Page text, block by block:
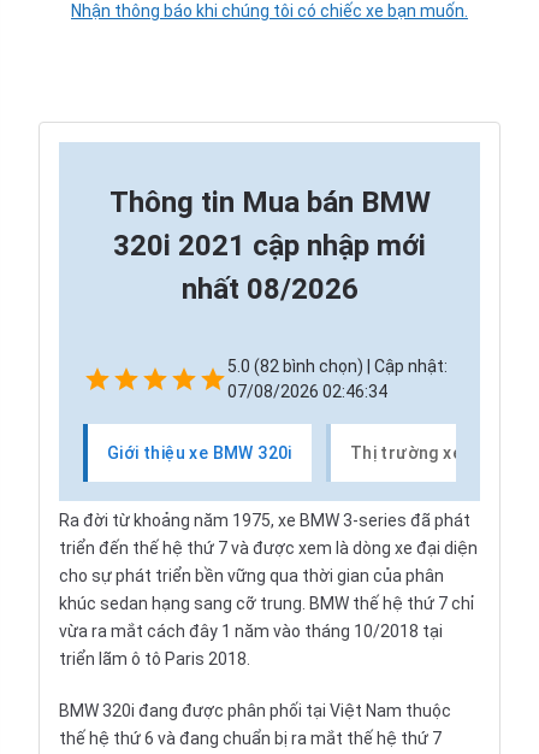
Nhận thông báo khi chúng tôi có chiếc xe bạn muốn.
Thông tin Mua bán BMW
320i 2021 cập nhập mới
nhất 08/2026
5.0 (82 bình chọn) | Cập nhật:
07/08/2026 02:46:34
Giới thiệu xe BMW 320i Thị trường xe BMW
Ra đời từ khoảng năm 1975, xe BMW3-series đã phát
triển đến thế hệ thứ 7 và được xem là dòng xe đại diện
cho sự phát triển bền vững qua thời gian của phân
khúc sedan hạng sang cỡ trung. BMW thế hệ thứ 7 chỉ
vừa ra mắt cách đây 1 năm vào tháng 10/2018 tại
triển lãm ô tô Paris 2018.
BMW 320i đang được phân phối tại Việt Nam thuộc
thế hệ thứ 6 và đang chuẩn bị ra mắt thế hệ thứ 7